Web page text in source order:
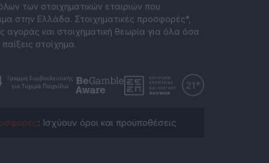
των στοιχηματικών εταιριών που
στην Ελλάδα. Στοιχηματικές προσφορές*,
αγοράς και στοιχηματική θεωρία για όλα όσα
στοίχημα.
: Ισχύουν όροι και προϋποθέσεις